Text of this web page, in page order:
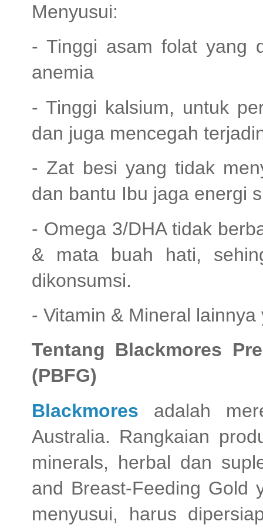
Menyusui:
- Tinggi asam folat yang
anemia
- Tinggi kalsium, untuk
dan juga mencegah
- Zat besi yang tidak
dan bantu Ibu jaga energi
- Omega 3/DHA tidak
& mata buah hati,
dikonsumsi.
- Vitamin & Mineral
Tentang Blackmores
(PBFG)
Blackmores adalah
Australia. Rangkaian
minerals, herbal dan
and Breast-Feeding Gold
menyusui, harus